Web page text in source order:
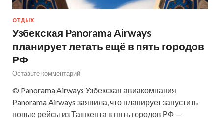
ОТДЫХ
Узбекская Panorama Airways
планирует летать ещё в пять городов
РФ
Оставьте комментарий
© Panorama Airways Узбекская авиакомпания
Panorama Airways заявила, что планирует запустить
новые рейсы из Ташкента в пять городов РФ —